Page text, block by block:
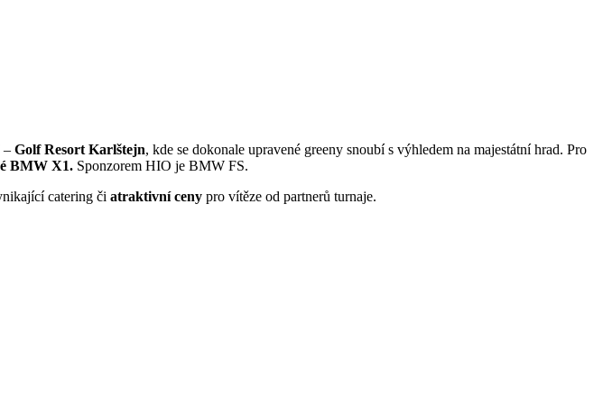
– Golf Resort Karlštejn, kde se dokonale upravené greeny snoubí s výhledem na majestátní hrad. Pro
BMW X1. Sponzorem HIO je BMW FS.
catering či atraktivní ceny pro vítěze od partnerů turnaje.